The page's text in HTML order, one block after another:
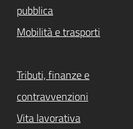
pubblica
Mobilità e trasporti
Tributi, finanze e
contravvenzioni
Vita lavorativa